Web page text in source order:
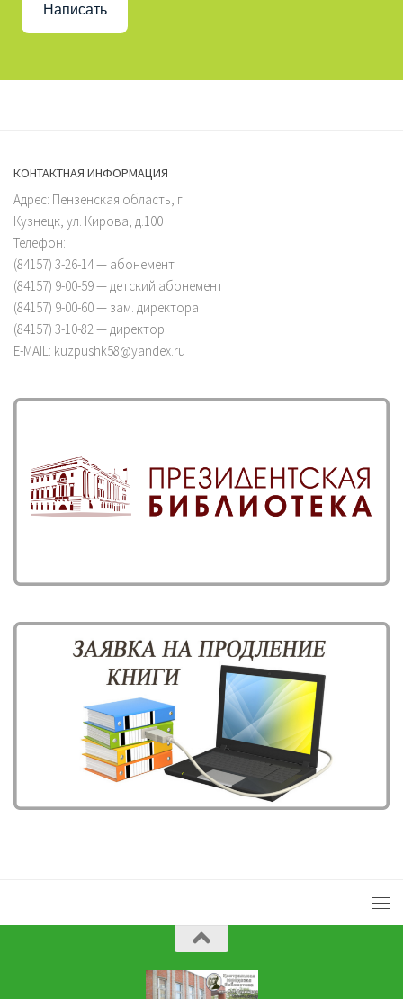
Написать
КОНТАКТНАЯ ИНФОРМАЦИЯ
Адрес: Пензенская область, г.
Кузнецк, ул. Кирова, д.100
Телефон:
(84157) 3-26-14 — абонемент
(84157) 9-00-59 — детский абонемент
(84157) 9-00-60 — зам. директора
(84157) 3-10-82 — директор
E-MAIL: kuzpushk58@yandex.ru